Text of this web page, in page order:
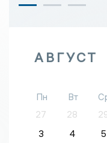
АВГУСТ
Пн Вт
27
28
3
4 5